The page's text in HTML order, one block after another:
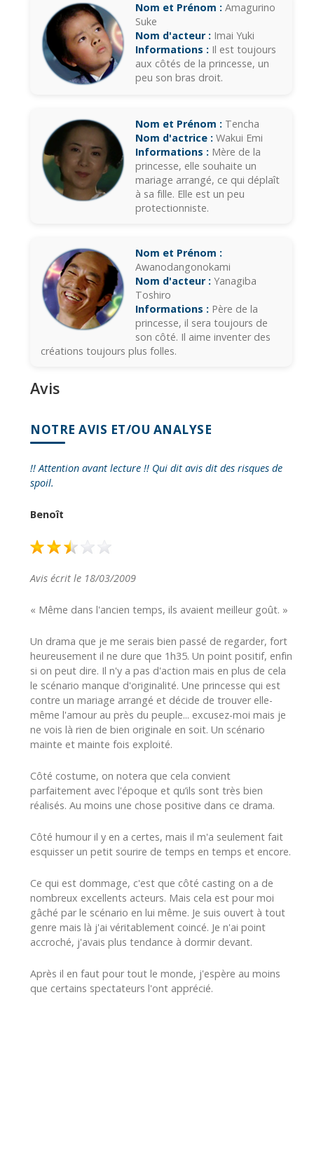
Nom et Prénom : Amagurino
Suke
Nom d'acteur : Imai Yuki
Informations : Il est toujours
aux côtés de la princesse, un
peu son bras droit.
Nom et Prénom : Tencha
Nom d'actrice : Wakui Emi
Informations : Mère de la
princesse, elle souhaite un
mariage arrangé, ce qui déplaît
à sa fille. Elle est un peu
protectionniste.
Nom et Prénom :
Awanodangonokami
Nom d'acteur : Yanagiba
Toshiro
Informations : Père de la
princesse, il sera toujours de
son côté. Il aime inventer des
créations toujours plus folles.
Avis
NOTRE AVIS ET/OU ANALYSE
!! Attention avant lecture !! Qui dit avis dit des risques de
spoil.
Benoît
Avis écrit le 18/03/2009
« Même dans l'ancien temps, ils avaient meilleur goût. »
Un drama que je me serais bien passé de regarder, fort
heureusement il ne dure que 1h35. Un point positif, enfin
si on peut dire. Il n'y a pas d'action mais en plus de cela
le scénario manque d'originalité. Une princesse qui est
contre un mariage arrangé et décide de trouver elle-
même l'amour au près du peuple... excusez-moi mais je
ne vois là rien de bien originale en soit. Un scénario
mainte et mainte fois exploité.
Côté costume, on notera que cela convient
parfaitement avec l'époque et qu’ils sont très bien
réalisés. Au moins une chose positive dans ce drama.
Côté humour il y en a certes, mais il m'a seulement fait
esquisser un petit sourire de temps en temps et encore.
Ce qui est dommage, c'est que côté casting on a de
nombreux excellents acteurs. Mais cela est pour moi
gâché par le scénario en lui même. Je suis ouvert à tout
genre mais là j'ai véritablement coincé. Je n'ai point
accroché, j'avais plus tendance à dormir devant.
Après il en faut pour tout le monde, j'espère au moins
que certains spectateurs l'ont apprécié.